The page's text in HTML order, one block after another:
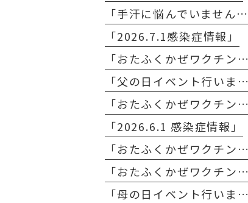
「手汗に悩んでいませんか？」
「2026.7.1感染症情報」
「おたふくかぜワクチン予約終了のお知らせ」
「父の日イベント行いました」
「おたふくかぜワクチン入荷のお知らせ」
「2026.6.1 感染症情報」
「おたふくかぜワクチン予約終了のお知らせ」
「おたふくかぜワクチン入荷のお知らせ」
「母の日イベント行いました」